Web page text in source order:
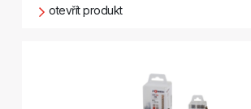
otevřít produkt